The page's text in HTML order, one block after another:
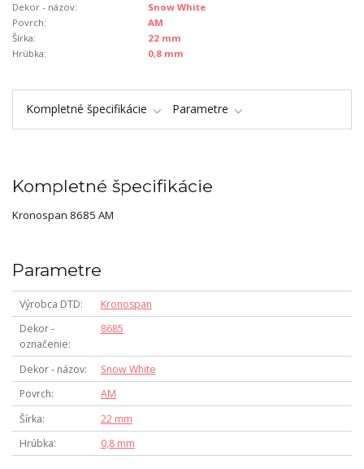
Dekor - názov:
Snow White
Povrch:
AM
Šírka:
22 mm
Hrúbka:
0,8 mm
Kompletné špecifikácie Parametre
Kompletné špecifikácie
Kronospan 8685 AM
Parametre
Výrobca DTD
Kronospan
Dekor -
označenie
8685
Dekor - názov
Snow White
Povrch
AM
Šírka
22 mm
Hrúbka
0,8 mm